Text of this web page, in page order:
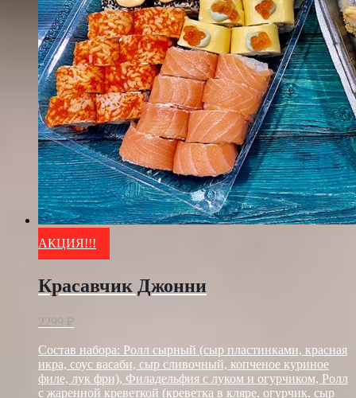
АКЦИЯ!!!
Красавчик Джонни
2299 ₽
Состав набора: Ролл сырный (сыр пластинками, красная
икра, соус васаби, сыр сливочный, копченое куриное
филе, лук фри), Филадельфия с луком и огурчиком, Ролл
с жаренной креветкой (креветка в кляре, огурчик, сыр